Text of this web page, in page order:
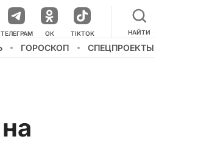
ТЕЛЕГРАМ ОК TIKTOK НАЙТИ
ГОРОСКОП СПЕЦПРОЕКТЫ